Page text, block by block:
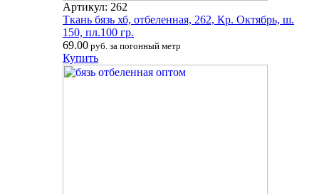
Артикул: 262
Ткань бязь хб, отбеленная, 262, Кр. Октябрь, ш.
150, пл.100 гр.
69.00 руб. за погонный метр
Купить